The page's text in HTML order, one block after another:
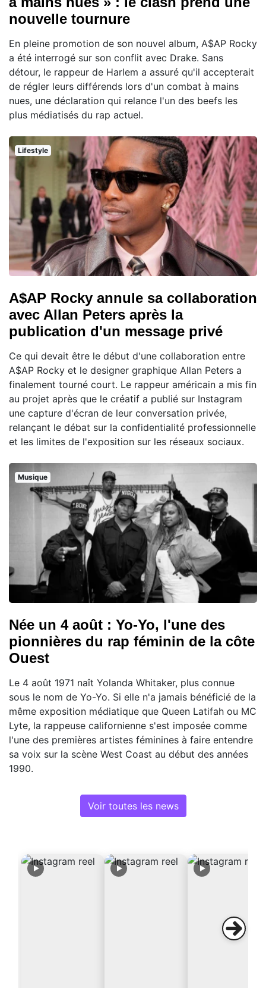
nouvelle tournure
En pleine promotion de son nouvel album, A$AP Rocky
a été interrogé sur son conflit avec Drake. Sans
détour, le rappeur de Harlem a assuré qu'il accepterait
de régler leurs différends lors d'un combat à mains
nues, une déclaration qui relance l'un des beefs les
plus médiatisés du rap actuel.
Lifestyle
A$AP Rocky annule sa collaboration
avec Allan Peters après la
publication d'un message privé
Ce qui devait être le début d'une collaboration entre
A$AP Rocky et le designer graphique Allan Peters a
finalement tourné court. Le rappeur américain a mis fin
au projet après que le créatif a publié sur Instagram
une capture d'écran de leur conversation privée,
relançant le débat sur la confidentialité professionnelle
et les limites de l'exposition sur les réseaux sociaux.
Musique
Née un 4 août : Yo-Yo, l'une des
pionnières du rap féminin de la côte
Ouest
Le 4 août 1971 naît Yolanda Whitaker, plus connue
sous le nom de Yo-Yo. Si elle n'a jamais bénéficié de la
même exposition médiatique que Queen Latifah ou MC
Lyte, la rappeuse californienne s'est imposée comme
l'une des premières artistes féminines à faire entendre
sa voix sur la scène West Coast au début des années
1990.
Voir toutes les news